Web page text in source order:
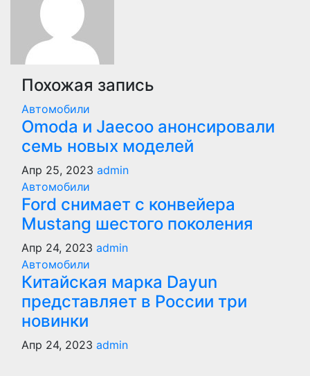
Похожая запись
Автомобили
Оmoda и Jaecoo анонсировали
семь новых моделей
Апр 25, 2023 admin
Автомобили
Ford снимает с конвейера
Mustang шестого поколения
Апр 24, 2023 admin
Автомобили
Китайская марка Dayun
представляет в России три
новинки
Апр 24, 2023 admin